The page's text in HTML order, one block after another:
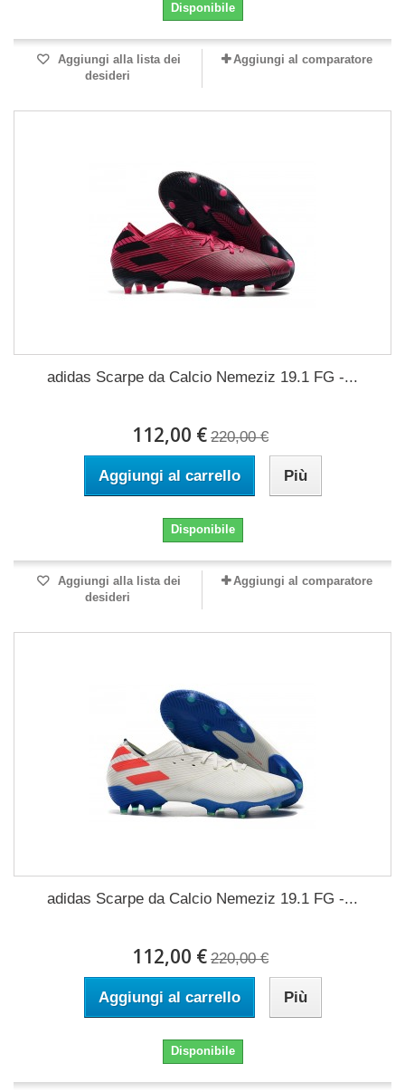
Disponibile
Aggiungi alla lista dei
desideri
Aggiungi al comparatore
adidas Scarpe da Calcio Nemeziz 19.1 FG -...
112,00 € 220,00 €
Aggiungi al carrello Più
Disponibile
Aggiungi alla lista dei
desideri
Aggiungi al comparatore
adidas Scarpe da Calcio Nemeziz 19.1 FG -...
112,00 € 220,00 €
Aggiungi al carrello Più
Disponibile